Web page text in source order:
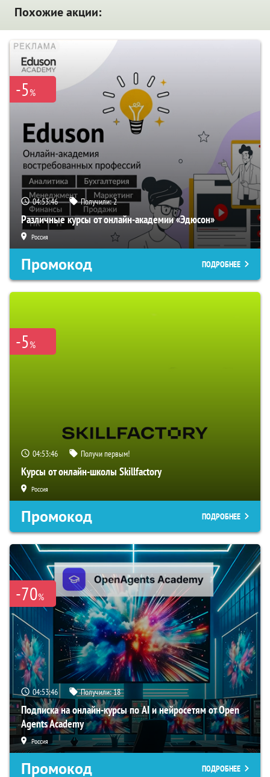
Похожие акции:
-5%
04:53:45 Получили:2
Различные курсы от онлайн-академии «Эдюсон»
Россия
Промокод ПОДРОБНЕЕ
-5%
04:53:45 Получи первым!
Курсы от онлайн-школы Skillfactory
Россия
Промокод ПОДРОБНЕЕ
-70%
04:53:45 Получили:18
Подписка на онлайн-курсы по AI и нейросетям от Open
Agents Academy
Россия
Промокод ПОДРОБНЕЕ